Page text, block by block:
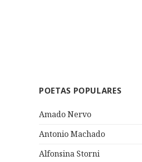
POETAS POPULARES
Amado Nervo
Antonio Machado
Alfonsina Storni